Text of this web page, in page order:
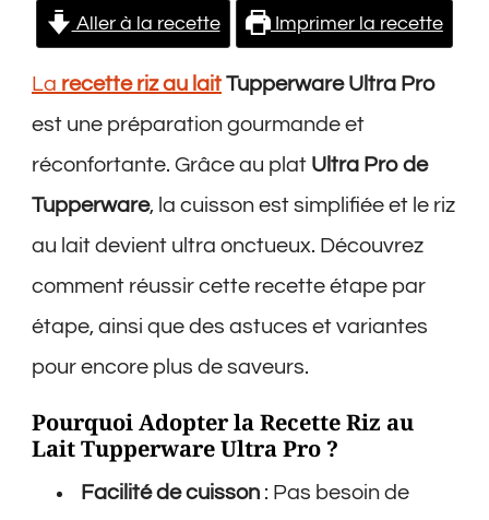
Aller à la recette Imprimer la recette
La recette riz au lait Tupperware Ultra Pro
est une préparation gourmande et
réconfortante. Grâce au plat Ultra Pro de
Tupperware, la cuisson est simplifiée et le riz
au lait devient ultra onctueux. Découvrez
comment réussir cette recette étape par
étape, ainsi que des astuces et variantes
pour encore plus de saveurs.
Pourquoi Adopter la Recette Riz au
Lait Tupperware Ultra Pro ?
Facilité de cuisson : Pas besoin de